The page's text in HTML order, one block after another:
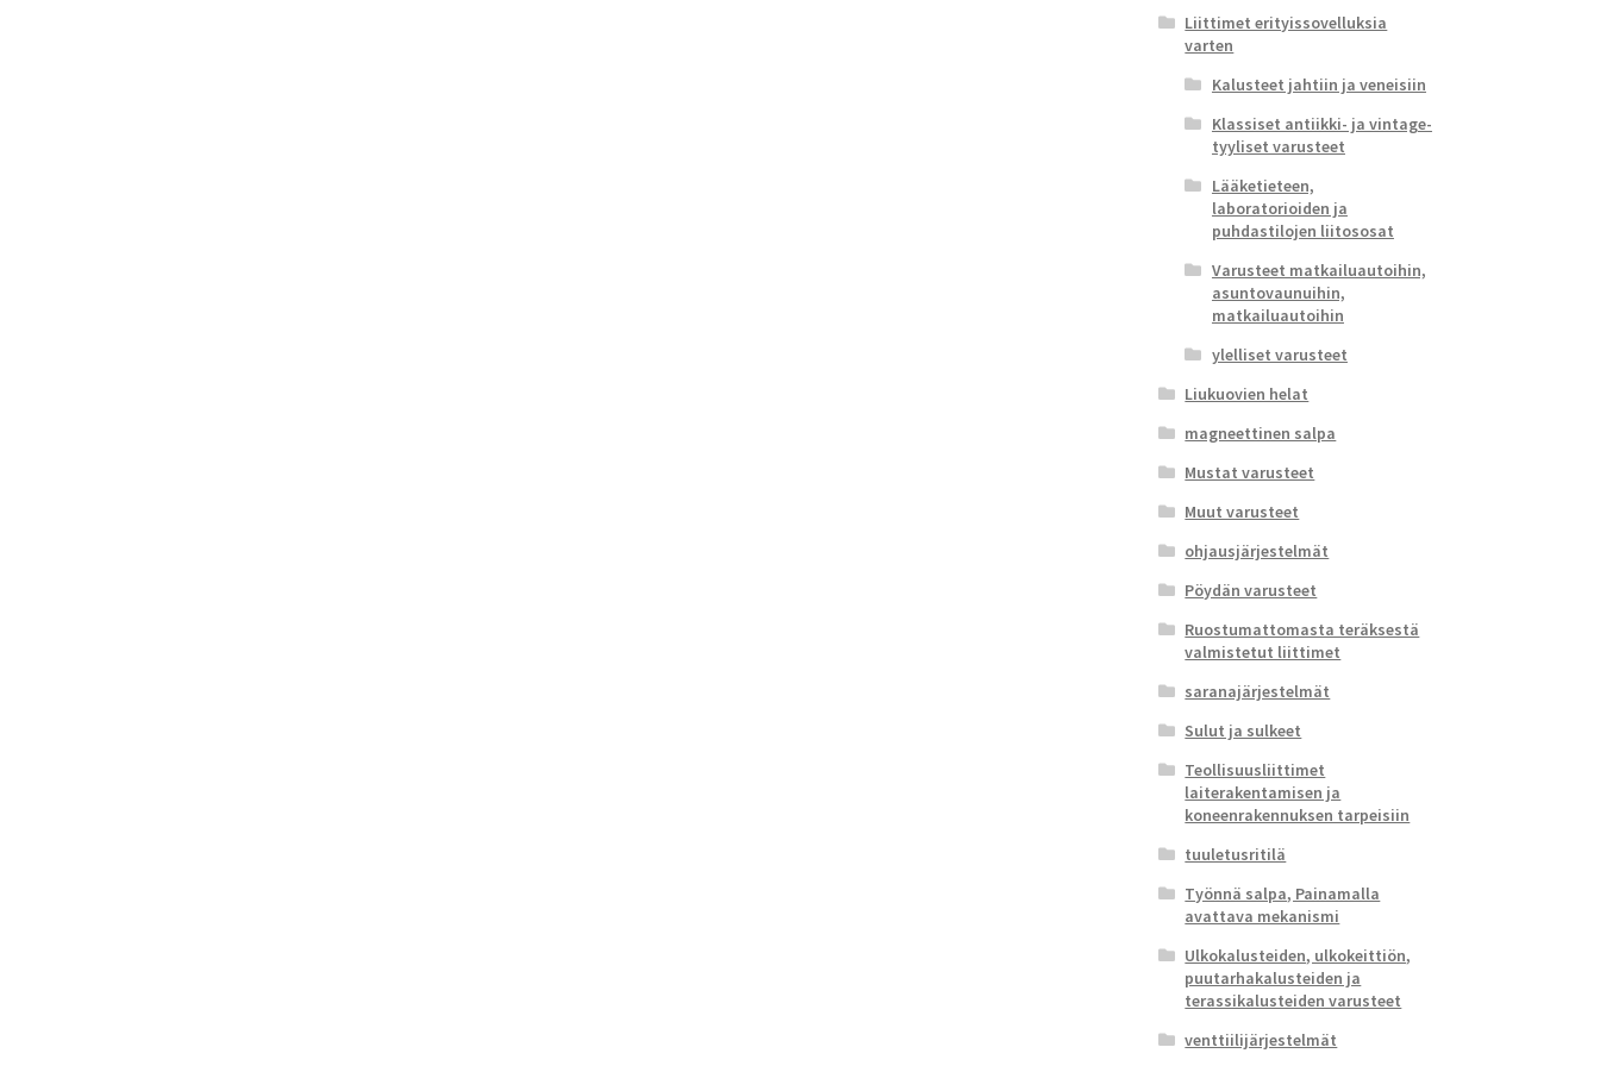
Liittimet erityissovelluksia
varten
Kalusteet jahtiin ja veneisiin
Klassiset antiikki- ja vintage-
tyyliset varusteet
Lääketieteen,
laboratorioiden ja
puhdastilojen liitososat
Varusteet matkailuautoihin,
asuntovaunuihin,
matkailuautoihin
ylelliset varusteet
Liukuovien helat
magneettinen salpa
Mustat varusteet
Muut varusteet
ohjausjärjestelmät
Pöydän varusteet
Ruostumattomasta teräksestä
valmistetut liittimet
saranajärjestelmät
Sulut ja sulkeet
Teollisuusliittimet
laiterakentamisen ja
koneenrakennuksen tarpeisiin
tuuletusritilä
Työnnä salpa, Painamalla
avattava mekanismi
Ulkokalusteiden, ulkokeittiön,
puutarhakalusteiden ja
terassikalusteiden varusteet
venttiilijärjestelmät